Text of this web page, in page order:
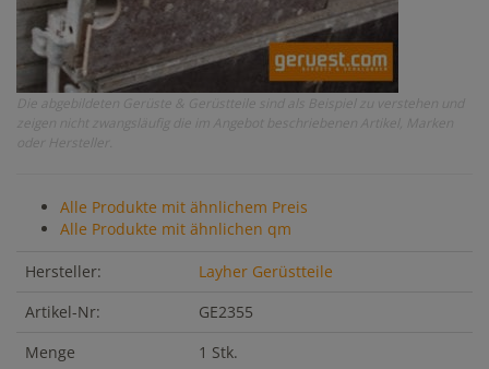
Die abgebildeten Gerüste & Gerüstteile sind als Beispiel zu verstehen und
zeigen nicht zwangsläufig die im Angebot beschriebenen Artikel, Marken
oder Hersteller.
Alle Produkte mit ähnlichem Preis
Alle Produkte mit ähnlichen qm
Hersteller:
Layher Gerüstteile
Artikel-Nr:
GE2355
Menge
1 Stk.